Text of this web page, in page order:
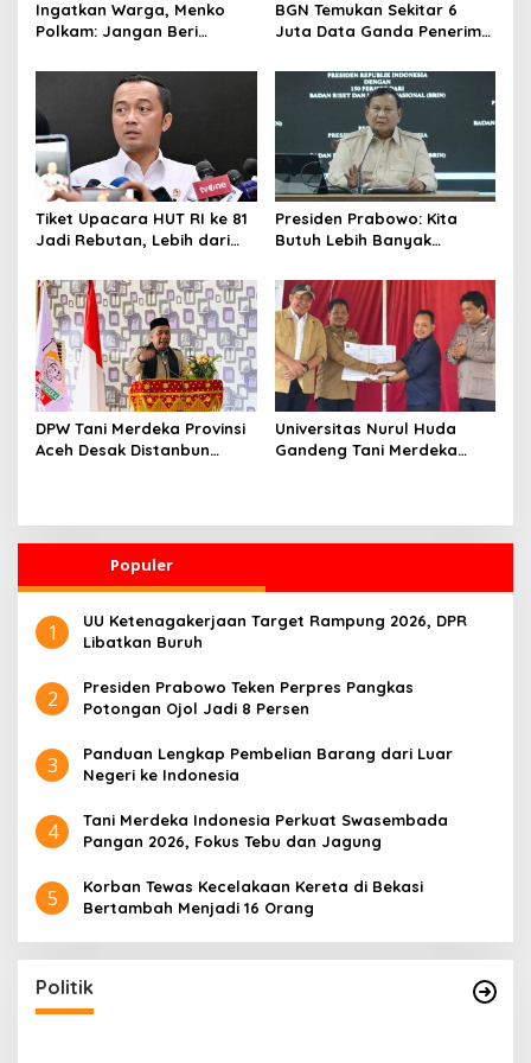
Ingatkan Warga, Menko
Polkam: Jangan Beri
Lebih Dulu
BGN Temukan Sekitar 6
Juta Data Ganda Penerima
Sudaryono
Tiket Upacara HUT RI ke 81
Jadi Rebutan, Lebih dari
dalam Sehari
Presiden Prabowo: Kita
Butuh Lebih Banyak
Sains dan Teknologi
DPW Tani Merdeka Provinsi
Aceh Desak Distanbun
Universitas Nurul Huda
Gandeng Tani Merdeka
Populer
1
UU Ketenagakerjaan Target Rampung 2026, DPR
Libatkan Buruh
2
Presiden Prabowo Teken Perpres Pangkas
Potongan Ojol Jadi 8 Persen
3
Panduan Lengkap Pembelian Barang dari Luar
Negeri ke Indonesia
4
Tani Merdeka Indonesia Perkuat Swasembada
Pangan 2026, Fokus Tebu dan Jagung
5
Korban Tewas Kecelakaan Kereta di Bekasi
Bertambah Menjadi 16 Orang
Politik